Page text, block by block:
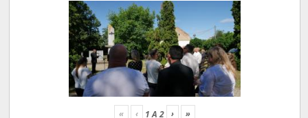
« ‹ 1A2 › »